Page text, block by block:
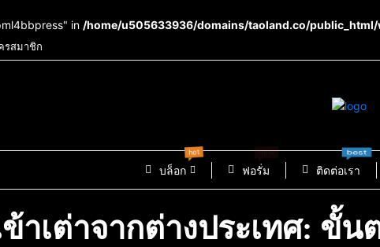
in /home/u505633936/domains/taoland.co/
รสมาชิก
บล็อก
hot
ฟอรั่ม
new
ติดต่อเรา
best
ข้าเต่าจากต่างประเทศ: ขั้